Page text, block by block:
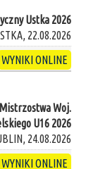
Ustka 2026
22.08.2026
WYNIKI ONLINE
Woj.
U16 2026
24.08.2026
WYNIKI ONLINE